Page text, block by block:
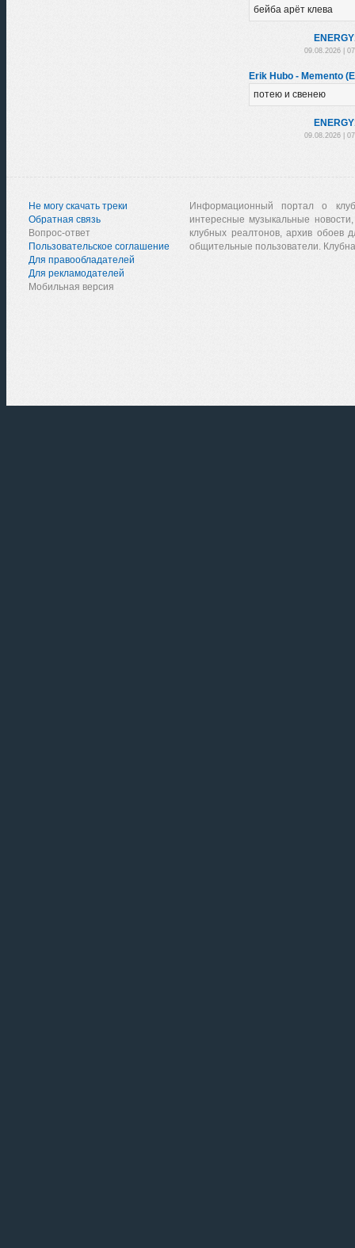
бейба арёт клева
09.08.2026 |
Erik Hubo - Memento
потею и свенею
09.08.2026 |
Не могу скачать треки
Обратная связь
Вопрос-ответ
Пользовательское соглашение
Для правообладателей
Для рекламодателей
Мобильная версия
Информационный портал о
интересные музыкальные
клубных реалтонов, архив обоев
общительные пользователи.